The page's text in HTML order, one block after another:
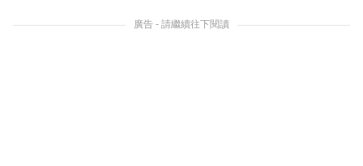
廣告 - 請繼續往下閱讀